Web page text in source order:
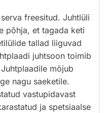
freesitud. Juhtlüli
põhja, et tagada keti
tallad liiguvad
juhtsoon toimib
Juhtplaadile mõjub
nagu saeketile.
vastupidavast
ja spetsiaalse